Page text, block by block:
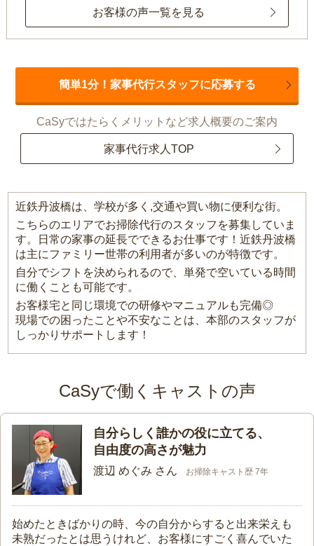
お客様の声一覧を見る
簡単1分！家事代行スタッフに応募する
CaSyではたらくメリットなど求人概要のご案内
家事代行求人TOP
近鉄丹波橋は、学校が多く,交通や買い物に便利な街。
こちらのエリアでお掃除代行のスタッフを募集していま
す。日常の家事の延長でできるお仕事です！近鉄丹波橋
は主にファミリー世帯の利用者が多いのが特徴です。
自分でシフトを決められるので、単発で空いている時間
に働くことも可能です。
お客様宅と同じ環境での研修やマニュアルも完備◎
現場での困ったことや不安なことは、本部のスタッフが
しっかりサポートします！
CaSyで働くキャストの声
自分らしく誰かの役に立てる、
自由度の高さが魅力
渡辺 めぐみ さん お掃除キャスト歴 7年
始めたときばかりの時、今の自分からすると出来栄えも
未熟だったとは思うけれど、お客様にすごく喜んでいた